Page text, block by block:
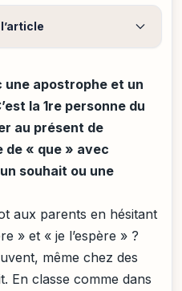
une apostrophe et un
la 1re personne du
au présent de
de « que » avec
souhait ou une
aux parents en hésitant
» et « je l’espère » ?
même chez des
En classe comme dans